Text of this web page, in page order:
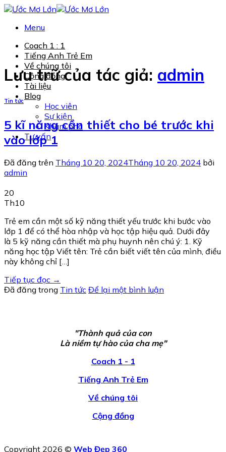
Chuyển
Menu
Coach 1 : 1
Tiếng Anh Trẻ Em
Về chúng tôi
Cộng đồng
Tài liệu
Blog
Học viên
Sự kiện
Khám phá
Tư vấn
Lưu trữ của tác giả: admin
Tin tức
5 kĩ năng cần thiết cho bé trước khi
vào lớp 1
Đã đăng trên Tháng 10 20, 2024Tháng 10 20, 2024 bởi
admin
20
Th10
Trẻ em cần một số kỹ năng thiết yếu trước khi bước vào
lớp 1 để có thể hòa nhập và học tập hiệu quả. Dưới đây
là 5 kỹ năng cần thiết mà phụ huynh nên chú ý: 1. Kỹ
năng học tập Viết tên: Trẻ cần biết viết tên của mình, điều
này không chỉ […]
Tiếp tục đọc →
Đã đăng trong Tin tức Để lại một bình luận
"Thành quả của con
Là niềm tự hào của cha mẹ"
Coach 1 - 1
Tiếng Anh Trẻ Em
Về chúng tôi
Cộng đồng
Copyright 2026 © Web Đẹp 360